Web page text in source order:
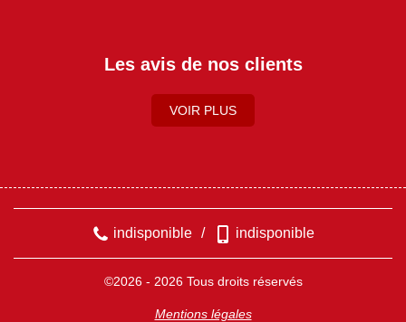
Les avis de nos clients
VOIR PLUS
indisponible / indisponible
©2026 - 2026 Tous droits réservés
Mentions légales